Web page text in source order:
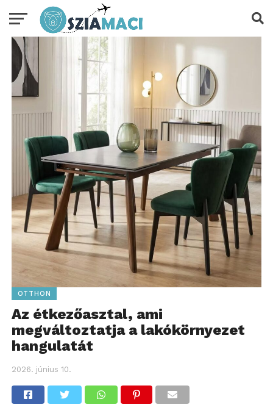
OTTHON
Az étkezőasztal, ami
megváltoztatja a lakókörnyezet
hangulatát
2026. június 10.